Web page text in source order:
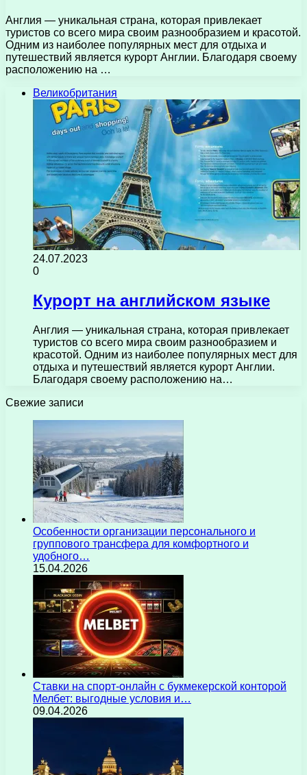
Англия — уникальная страна, которая привлекает
туристов со всего мира своим разнообразием и красотой.
Одним из наиболее популярных мест для отдыха и
путешествий является курорт Англии. Благодаря своему
расположению на …
Великобритания
24.07.2023
0
Курорт на английском языке
Англия — уникальная страна, которая привлекает
туристов со всего мира своим разнообразием и
красотой. Одним из наиболее популярных мест для
отдыха и путешествий является курорт Англии.
Благодаря своему расположению на…
Свежие записи
Особенности организации персонального и
группового трансфера для комфортного и
удобного…
15.04.2026
Ставки на спорт-онлайн с букмекерской конторой
Мелбет: выгодные условия и…
09.04.2026